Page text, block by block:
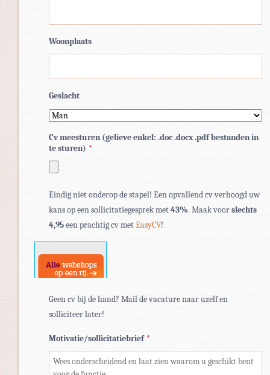
Woonplaats
Geslacht
Cv meesturen (gelieve enkel: .doc .docx .pdf bestanden in
te sturen) *
bestandstypen:
pdf,
doc,
docx.
Eindig niet onderop de stapel! Een opvallend cv verhoogd uw
kans op een sollicitatiegesprek met43%. Maak voorslechts
4,95een prachtig cv metEasyCV!
Geen cv bij de hand? Mail de vacature naar uzelf en
solliciteer later!
Motivatie/sollicitatiebrief *